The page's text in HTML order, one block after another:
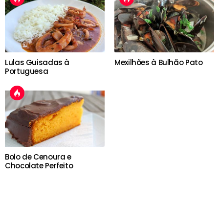
Lulas Guisadas à
Portuguesa
Mexilhões à Bulhão Pato
Bolo de Cenoura e
Chocolate Perfeito